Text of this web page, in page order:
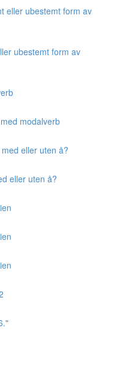
eller ubestemt form av
ubestemt form av
modalverb
eller uten å?
eller uten å?